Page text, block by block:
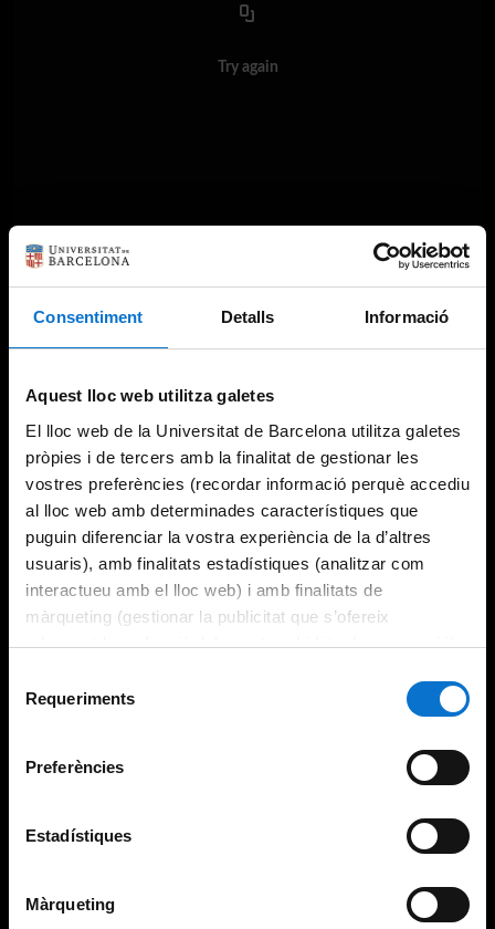
Consentiment Detalls Informació
Aquest lloc web utilitza galetes
El lloc web de la Universitat de Barcelona utilitza galetes
pròpies i de tercers amb la finalitat de gestionar les
vostres preferències (recordar informació perquè accediu
al lloc web amb determinades característiques que
puguin diferenciar la vostra experiència de la d’altres
usuaris), amb finalitats estadístiques (analitzar com
interactueu amb el lloc web) i amb finalitats de
màrqueting (gestionar la publicitat que s’ofereix
adequant-la en funció dels vostres hàbits de navegació).
consultar laPolítica de galetes del lloc web de la
Requeriments
Preferències
Estadístiques
Màrqueting
Try again